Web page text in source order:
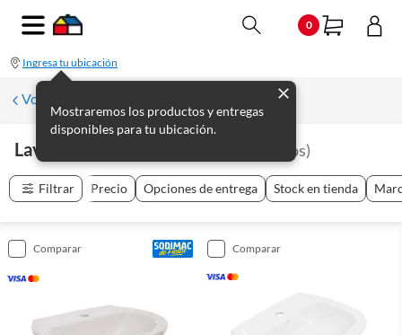
0
Ingresa tu ubicación
Mostraremos los productos y entregas
disponibles para tu ubicación.
Volver a Loza sanitaria y Accesorios
Lavatorios Y Pedestales productos)
Filtrar Precio Opciones de entrega Stock en tienda
comparar comparar